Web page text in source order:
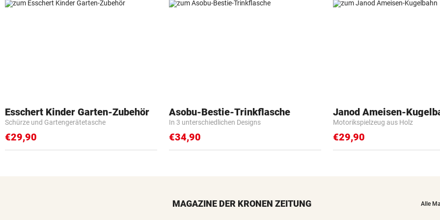
Esschert Kinder Garten-Zubehör
Schürze und Gartengerätetasche
€29,90
Asobu-Bestie-Trinkflasche
In 3 unterschiedlichen Designs
€34,90
Janod Ameisen-
Motorikspielzeug aus Holz
€29,90
MAGAZINE DER KRONEN ZEITUNG Alle